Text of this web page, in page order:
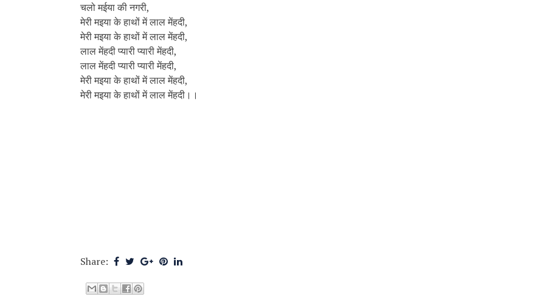
चलो मईया की नगरी,
मेरी मइया के हाथों में लाल मेंहदी,
मेरी मइया के हाथों में लाल मेंहदी,
लाल मेंहदी प्यारी प्यारी मेंहदी,
लाल मेंहदी प्यारी प्यारी मेंहदी,
मेरी मइया के हाथों में लाल मेंहदी,
मेरी मइया के हाथों में लाल मेंहदी।।
Share: